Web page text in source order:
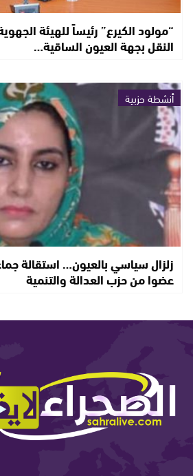
“مولود الكيرع” رئيساً للهيئة
النقل بجهة العيون الساقية…
أنشطة حزبية
عضوا من حزب العدالة والتنمية